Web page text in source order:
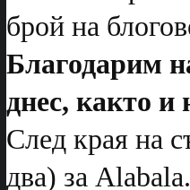
брой на
Благодарим
днес, както и
След края на
два) за